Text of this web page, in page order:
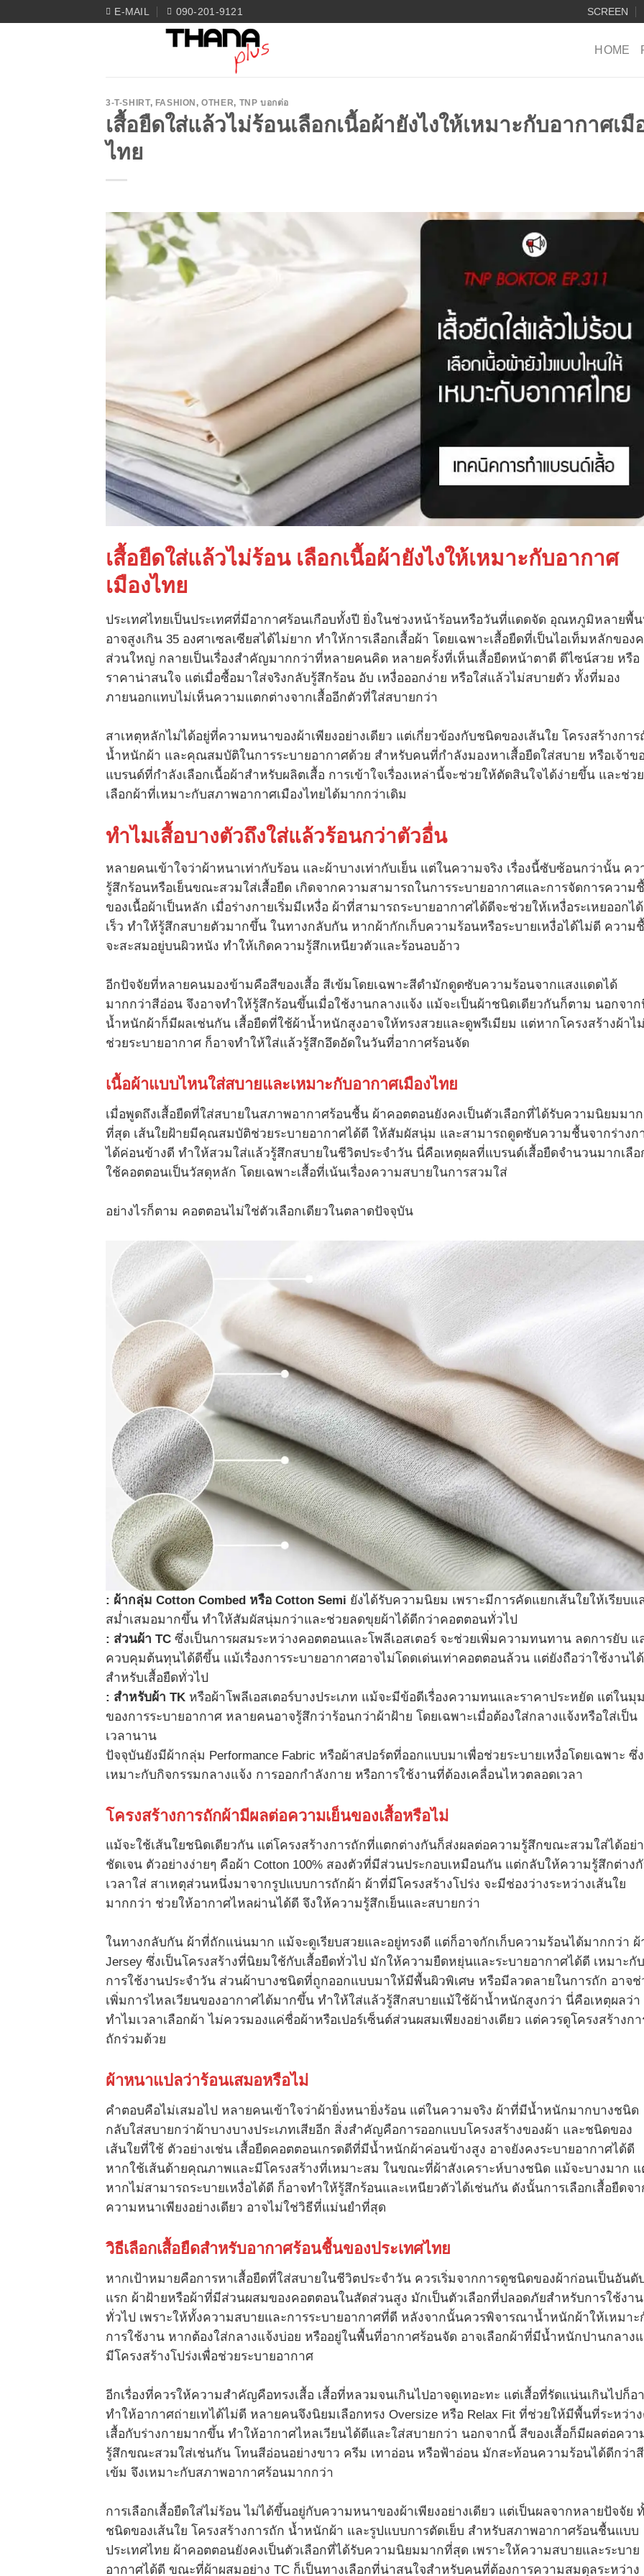
E-MAIL 090-201-9121 SCREEN
HOME
3-T-SHIRT, FASHION ,OTHER, TNP บอกต่อ
เสื้อยืดใส่แล้วไม่ร้อนเลือกเนื้อผ้ายังไงให้เหมาะกับอากาศเมื
ไทย
เสื้อยืดใส่แล้วไม่ร้อน เลือกเนื้อผ้ายังไงให้เหมาะกับอากาศ
เมืองไทย
ประเทศไทยเป็นประเทศที่มีอากาศร้อนเกือบทั้งปี ยิ่งในช่วงหน้าร้อนหรือวันที่แดดจัด อุณหภูมิหลายพื้
อาจสูงเกิน 35 องศาเซลเซียสได้ไม่ยาก ทำให้การเลือกเสื้อผ้า โดยเฉพาะเสื้อยืดที่เป็นไอเท็มหลักของ
ส่วนใหญ่ กลายเป็นเรื่องสำคัญมากกว่าที่หลายคนคิด หลายครั้งที่เห็นเสื้อยืดหน้าตาดี ดีไซน์สวย หรือ
ราคาน่าสนใจ แต่เมื่อซื้อมาใส่จริงกลับรู้สึกร้อน อับ เหงื่อออกง่าย หรือใส่แล้วไม่สบายตัว ทั้งที่มอง
ภายนอกแทบไม่เห็นความแตกต่างจากเสื้ออีกตัวที่ใส่สบายกว่า
สาเหตุหลักไม่ได้อยู่ที่ความหนาของผ้าเพียงอย่างเดียว แต่เกี่ยวข้องกับชนิดของเส้นใย โครงสร้างการ
น้ำหนักผ้า และคุณสมบัติในการระบายอากาศด้วย สำหรับคนที่กำลังมองหาเสื้อยืดใส่สบาย หรือเจ้าข
แบรนด์ที่กำลังเลือกเนื้อผ้าสำหรับผลิตเสื้อ การเข้าใจเรื่องเหล่านี้จะช่วยให้ตัดสินใจได้ง่ายขึ้น และช่ว
เลือกผ้าที่เหมาะกับสภาพอากาศเมืองไทยได้มากกว่าเดิม
ทำไมเสื้อบางตัวถึงใส่แล้วร้อนกว่าตัวอื่น
หลายคนเข้าใจว่าผ้าหนาเท่ากับร้อน และผ้าบางเท่ากับเย็น แต่ในความจริง เรื่องนี้ซับซ้อนกว่านั้น คว
รู้สึกร้อนหรือเย็นขณะสวมใส่เสื้อยืด เกิดจากความสามารถในการระบายอากาศและการจัดการความ
ของเนื้อผ้าเป็นหลัก เมื่อร่างกายเริ่มมีเหงื่อ ผ้าที่สามารถระบายอากาศได้ดีจะช่วยให้เหงื่อระเหยออกได้
เร็ว ทำให้รู้สึกสบายตัวมากขึ้น ในทางกลับกัน หากผ้ากักเก็บความร้อนหรือระบายเหงื่อได้ไม่ดี ความ
จะสะสมอยู่บนผิวหนัง ทำให้เกิดความรู้สึกเหนียวตัวและร้อนอบอ้าว
อีกปัจจัยที่หลายคนมองข้ามคือสีของเสื้อ สีเข้มโดยเฉพาะสีดำมักดูดซับความร้อนจากแสงแดดได้
มากกว่าสีอ่อน จึงอาจทำให้รู้สึกร้อนขึ้นเมื่อใช้งานกลางแจ้ง แม้จะเป็นผ้าชนิดเดียวกันก็ตาม นอกจา
น้ำหนักผ้าก็มีผลเช่นกัน เสื้อยืดที่ใช้ผ้าน้ำหนักสูงอาจให้ทรงสวยและดูพรีเมียม แต่หากโครงสร้างผ้าไม่
ช่วยระบายอากาศ ก็อาจทำให้ใส่แล้วรู้สึกอึดอัดในวันที่อากาศร้อนจัด
เนื้อผ้าแบบไหนใส่สบายและเหมาะกับอากาศเมืองไทย
เมื่อพูดถึงเสื้อยืดที่ใส่สบายในสภาพอากาศร้อนชื้น ผ้าคอตตอนยังคงเป็นตัวเลือกที่ได้รับความนิยมมาก
ที่สุด เส้นใยฝ้ายมีคุณสมบัติช่วยระบายอากาศได้ดี ให้สัมผัสนุ่ม และสามารถดูดซับความชื้นจากร่างก
ได้ค่อนข้างดี ทำให้สวมใส่แล้วรู้สึกสบายในชีวิตประจำวัน นี่คือเหตุผลที่แบรนด์เสื้อยืดจำนวนมากเลือ
ใช้คอตตอนเป็นวัสดุหลัก โดยเฉพาะเสื้อที่เน้นเรื่องความสบายในการสวมใส่
อย่างไรก็ตาม คอตตอนไม่ใช่ตัวเลือกเดียวในตลาดปัจจุบัน
: ผ้ากลุ่ม Cotton Combed หรือ Cotton Semi ยังได้รับความนิยม เพราะมีการคัดแยกเส้นใยให้เรียบแ
สม่ำเสมอมากขึ้น ทำให้สัมผัสนุ่มกว่าและช่วยลดขุยผ้าได้ดีกว่าคอตตอนทั่วไป
: ส่วนผ้า TC ซึ่งเป็นการผสมระหว่างคอตตอนและโพลีเอสเตอร์ จะช่วยเพิ่มความทนทาน ลดการยับ แ
ควบคุมต้นทุนได้ดีขึ้น แม้เรื่องการระบายอากาศอาจไม่โดดเด่นเท่าคอตตอนล้วน แต่ยังถือว่าใช้งานไ
สำหรับเสื้อยืดทั่วไป
: สำหรับผ้า TK หรือผ้าโพลีเอสเตอร์บางประเภท แม้จะมีข้อดีเรื่องความทนและราคาประหยัด แต่ในมุม
ของการระบายอากาศ หลายคนอาจรู้สึกว่าร้อนกว่าผ้าฝ้าย โดยเฉพาะเมื่อต้องใส่กลางแจ้งหรือใส่เป็น
เวลานาน
ปัจจุบันยังมีผ้ากลุ่ม Performance Fabric หรือผ้าสปอร์ตที่ออกแบบมาเพื่อช่วยระบายเหงื่อโดยเฉพาะ ซึ่ง
เหมาะกับกิจกรรมกลางแจ้ง การออกกำลังกาย หรือการใช้งานที่ต้องเคลื่อนไหวตลอดเวลา
โครงสร้างการถักผ้ามีผลต่อความเย็นของเสื้อหรือไม่
แม้จะใช้เส้นใยชนิดเดียวกัน แต่โครงสร้างการถักที่แตกต่างกันก็ส่งผลต่อความรู้สึกขณะสวมใส่ได้อย่
ชัดเจน ตัวอย่างง่ายๆ คือผ้า Cotton 100% สองตัวที่มีส่วนประกอบเหมือนกัน แต่กลับให้ความรู้สึกต่าง
เวลาใส่ สาเหตุส่วนหนึ่งมาจากรูปแบบการถักผ้า ผ้าที่มีโครงสร้างโปร่ง จะมีช่องว่างระหว่างเส้นใย
มากกว่า ช่วยให้อากาศไหลผ่านได้ดี จึงให้ความรู้สึกเย็นและสบายกว่า
ในทางกลับกัน ผ้าที่ถักแน่นมาก แม้จะดูเรียบสวยและอยู่ทรงดี แต่ก็อาจกักเก็บความร้อนได้มากกว่า ผ้
Jersey ซึ่งเป็นโครงสร้างที่นิยมใช้กับเสื้อยืดทั่วไป มักให้ความยืดหยุ่นและระบายอากาศได้ดี เหมาะกับ
การใช้งานประจำวัน ส่วนผ้าบางชนิดที่ถูกออกแบบมาให้มีพื้นผิวพิเศษ หรือมีลวดลายในการถัก อาจช่
เพิ่มการไหลเวียนของอากาศได้มากขึ้น ทำให้ใส่แล้วรู้สึกสบายแม้ใช้ผ้าน้ำหนักสูงกว่า นี่คือเหตุผลว่า
ทำไมเวลาเลือกผ้า ไม่ควรมองแค่ชื่อผ้าหรือเปอร์เซ็นต์ส่วนผสมเพียงอย่างเดียว แต่ควรดูโครงสร้างกา
ถักร่วมด้วย
ผ้าหนาแปลว่าร้อนเสมอหรือไม่
คำตอบคือไม่เสมอไป หลายคนเข้าใจว่าผ้ายิ่งหนายิ่งร้อน แต่ในความจริง ผ้าที่มีน้ำหนักมากบางชนิด
กลับใส่สบายกว่าผ้าบางบางประเภทเสียอีก สิ่งสำคัญคือการออกแบบโครงสร้างของผ้า และชนิดของ
เส้นใยที่ใช้ ตัวอย่างเช่น เสื้อยืดคอตตอนเกรดดีที่มีน้ำหนักผ้าค่อนข้างสูง อาจยังคงระบายอากาศได้ดี
หากใช้เส้นด้ายคุณภาพและมีโครงสร้างที่เหมาะสม ในขณะที่ผ้าสังเคราะห์บางชนิด แม้จะบางมาก แ
หากไม่สามารถระบายเหงื่อได้ดี ก็อาจทำให้รู้สึกร้อนและเหนียวตัวได้เช่นกัน ดังนั้นการเลือกเสื้อยืดจา
ความหนาเพียงอย่างเดียว อาจไม่ใช่วิธีที่แม่นยำที่สุด
วิธีเลือกเสื้อยืดสำหรับอากาศร้อนชื้นของประเทศไทย
หากเป้าหมายคือการหาเสื้อยืดที่ใส่สบายในชีวิตประจำวัน ควรเริ่มจากการดูชนิดของผ้าก่อนเป็นอันดั
แรก ผ้าฝ้ายหรือผ้าที่มีส่วนผสมของคอตตอนในสัดส่วนสูง มักเป็นตัวเลือกที่ปลอดภัยสำหรับการใช้งาน
ทั่วไป เพราะให้ทั้งความสบายและการระบายอากาศที่ดี หลังจากนั้นควรพิจารณาน้ำหนักผ้าให้เหมาะ
การใช้งาน หากต้องใส่กลางแจ้งบ่อย หรืออยู่ในพื้นที่อากาศร้อนจัด อาจเลือกผ้าที่มีน้ำหนักปานกลาง
มีโครงสร้างโปร่งเพื่อช่วยระบายอากาศ
อีกเรื่องที่ควรให้ความสำคัญคือทรงเสื้อ เสื้อที่หลวมจนเกินไปอาจดูเทอะทะ แต่เสื้อที่รัดแน่นเกินไปก็อ
ทำให้อากาศถ่ายเทได้ไม่ดี หลายคนจึงนิยมเลือกทรง Oversize หรือ Relax Fit ที่ช่วยให้มีพื้นที่ระหว่า
เสื้อกับร่างกายมากขึ้น ทำให้อากาศไหลเวียนได้ดีและใส่สบายกว่า นอกจากนี้ สีของเสื้อก็มีผลต่อควา
รู้สึกขณะสวมใส่เช่นกัน โทนสีอ่อนอย่างขาว ครีม เทาอ่อน หรือฟ้าอ่อน มักสะท้อนความร้อนได้ดีกว่าสี
เข้ม จึงเหมาะกับสภาพอากาศร้อนมากกว่า
การเลือกเสื้อยืดใส่ไม่ร้อน ไม่ได้ขึ้นอยู่กับความหนาของผ้าเพียงอย่างเดียว แต่เป็นผลจากหลายปัจจัย
ชนิดของเส้นใย โครงสร้างการถัก น้ำหนักผ้า และรูปแบบการตัดเย็บ สำหรับสภาพอากาศร้อนชื้นแบบ
ประเทศไทย ผ้าคอตตอนยังคงเป็นตัวเลือกที่ได้รับความนิยมมากที่สุด เพราะให้ความสบายและระบาย
อากาศได้ดี ขณะที่ผ้าผสมอย่าง TC ก็เป็นทางเลือกที่น่าสนใจสำหรับคนที่ต้องการความสมดุลระหว่าง